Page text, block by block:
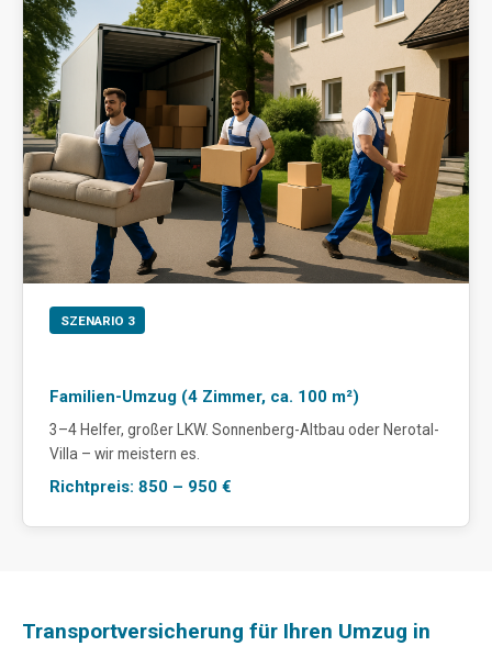
SZENARIO 3
Familien-Umzug (4 Zimmer, ca. 100 m²)
3–4 Helfer, großer LKW. Sonnenberg-Altbau oder Nerotal-
Villa – wir meistern es.
Richtpreis: 850 – 950 €
Transportversicherung für Ihren Umzug in